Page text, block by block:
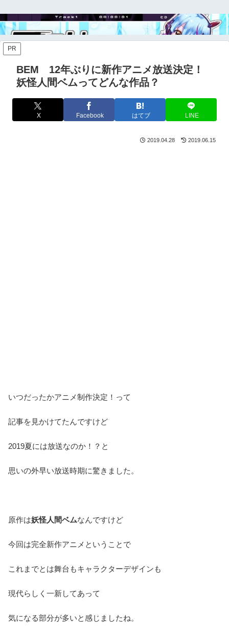
PR
BEM 12年ぶりに新作アニメ放送決定！
妖怪人間ベムってどんな作品？
X Facebook はてブ LINE
2019.04.28 2019.06.15
いつだったかアニメ制作決定！って
記事を見かけてたんですけど
2019夏には放送なのか！？と
思いの外早い放送時期に驚きました。
原作は妖怪人間ベムなんですけど
今回は完全新作アニメということで
これまでとは舞台もキャラクターデザインも
現代らしく一新してあって
気になる部分が多いと感じましたね。